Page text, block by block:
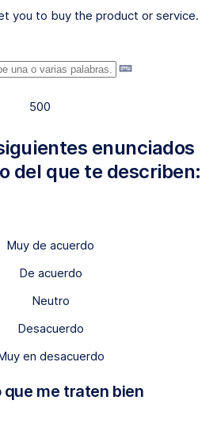
you to buy the product or service.
500
enunciados
del que te describen:
Muy de acuerdo
De acuerdo
Neutro
Desacuerdo
en desacuerdo
que me traten bien